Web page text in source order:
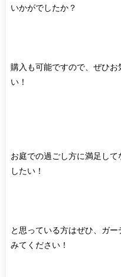
いかがでしたか？
購入も可能ですので、ぜひ
い！
お庭での過ごし方に満足し
したい！
と思っている方はぜひ、ガ
みてください！